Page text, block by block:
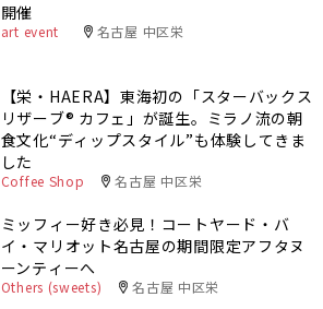
開催
art event 名古屋 中区栄
【栄・HAERA】東海初の「スターバックス
リザーブ® カフェ」が誕生。ミラノ流の朝
食文化“ディップスタイル”も体験してきま
した
Coffee Shop 名古屋 中区栄
ミッフィー好き必見！コートヤード・バ
イ・マリオット名古屋の期間限定アフタヌ
ーンティーへ
Others (sweets) 名古屋 中区栄